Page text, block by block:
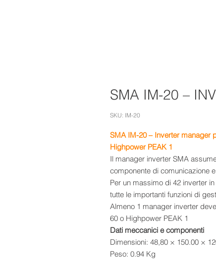
SMA IM-20 –
SKU: IM-20
SMA IM-20 – Inverter manager
Highpower PEAK 1
Il manager inverter SMA
componente di comunicazione
Per un massimo di 42 inverter
tutte le importanti funzioni di
Almeno 1 manager inverter
60 o Highpower PEAK 1
Dati meccanici e componenti
Dimensioni: 48,80 × 150.00 ×
Peso: 0.94 Kg